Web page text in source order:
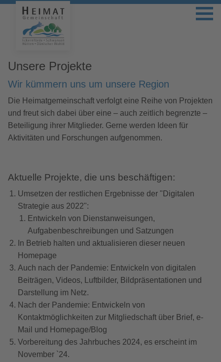
Unsere Projekte
Wir kümmern uns um unsere Region
Die Heimatgemeinschaft verfolgt eine Reihe von Projekten
und freut sich dabei über eine – auch zeitlich begrenzte –
Beteiligung ihrer Mitglieder. Gerne werden Ideen für
Aktivitäten und Forschungen aufgenommen.
Aktuelle Projekte, die uns beschäftigen:
Umsetzen der restlichen Ergebnisse der "Digitalen
Strategie aus 2022":
Entwickeln von Dienstanweisungen,
Aufgabenbeschreibungen und Satzungen
In Betrieb halten und aktualisieren dieser neuen
Homepage
Auch nach der Pandemie: Entwickeln von digitalen
Beiträgen, Videos, Luftbilder, Bildpräsentationen und
Darstellung im Netz.
Nach der Pandemie: Entwickeln von
Kontaktmöglichkeiten zur Mitgliedschaft über Brief, e-
Mail und Homepage/Blog
Vorbereitung des Jahrbuches 2024, es erscheint im
November `24.